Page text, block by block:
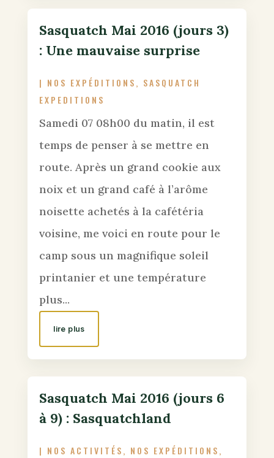
Sasquatch Mai 2016 (jours 3)
: Une mauvaise surprise
| NOS EXPÉDITIONS, SASQUATCH
EXPEDITIONS
Samedi 07 08h00 du matin, il est
temps de penser à se mettre en
route. Après un grand cookie aux
noix et un grand café à l’arôme
noisette achetés à la cafétéria
voisine, me voici en route pour le
camp sous un magnifique soleil
printanier et une température
plus...
lire plus
Sasquatch Mai 2016 (jours 6
à 9) : Sasquatchland
| NOS ACTIVITÉS, NOS EXPÉDITIONS,